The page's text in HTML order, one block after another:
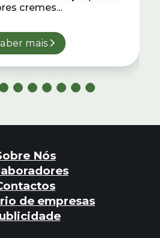
cremes...
mais
Nós
de empresas